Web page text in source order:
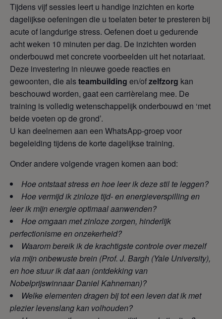
Tijdens vijf sessies leert u handige inzichten en korte
dagelijkse oefeningen die u toelaten beter te presteren bij
acute of langdurige stress. Oefenen doet u gedurende
acht weken 10 minuten per dag. De inzichten worden
onderbouwd met concrete voorbeelden uit het notariaat.
Deze investering in nieuwe goede reacties en
gewoonten, die alsteambuilding en/ofzelfzorg kan
beschouwd worden, gaat een carrièrelang mee. De
training is volledig wetenschappelijk onderbouwd en ‘met
beide voeten op de grond’.
U kan deelnemen aan een WhatsApp-groep voor
begeleiding tijdens de korte dagelijkse training.
Onder andere volgende vragen komen aan bod:
Hoe ontstaat stress en hoe leer ik deze stil te leggen?
Hoe vermijd ik zinloze tijd- en energieverspilling en
leer ik mijn energie optimaal aanwenden?
Hoe omgaan met zinloze zorgen, hinderlijk
perfectionisme en onzekerheid?
Waarom bereik ik de krachtigste controle over mezelf
via mijn onbewuste brein (Prof. J. Bargh (Yale University),
en hoe stuur ik dat aan (ontdekking van
Nobelprijswinnaar Daniel Kahneman)?
Welke elementen dragen bij tot een leven dat ik met
plezierlevenslang kan volhouden?